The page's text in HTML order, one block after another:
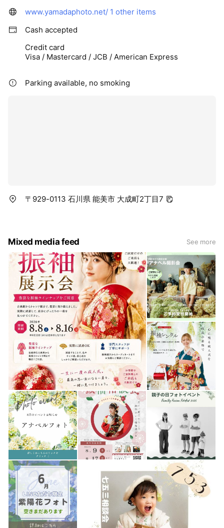
www.yamadaphoto.net/ 1 other items
Cash accepted
Credit card
Visa / Mastercard / JCB / American Express
Parking available, no smoking
〒929-0113 石川県 能美市 大成町2丁目7
Mixed media feed See more